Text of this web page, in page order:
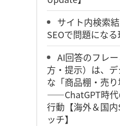
サイト内検索
SEOで問題にな
AI回答のフレ
方・提示）は、
な「商品棚・売り
――ChatGPT時代
行動【海外＆国
ッチ】